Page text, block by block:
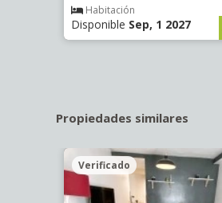
Habitación
Disponible Sep, 1 2027
Propiedades similares
Verificado